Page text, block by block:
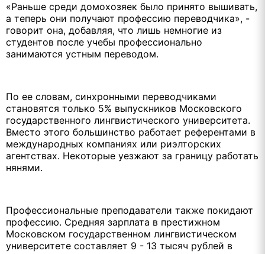
«Раньше среди домохозяек было принято вышивать,
а теперь они получают профессию переводчика», -
говорит она, добавляя, что лишь немногие из
студентов после учебы профессионально
занимаются устным переводом.
По ее словам, синхронными переводчиками
становятся только 5% выпускников Московского
государственного лингвистического университета.
Вместо этого большинство работает референтами в
международных компаниях или риэлторских
агентствах. Некоторые уезжают за границу работать
нянями.
Профессиональные преподаватели также покидают
профессию. Средняя зарплата в престижном
Московском государственном лингвистическом
университете составляет 9 - 13 тысяч рублей в